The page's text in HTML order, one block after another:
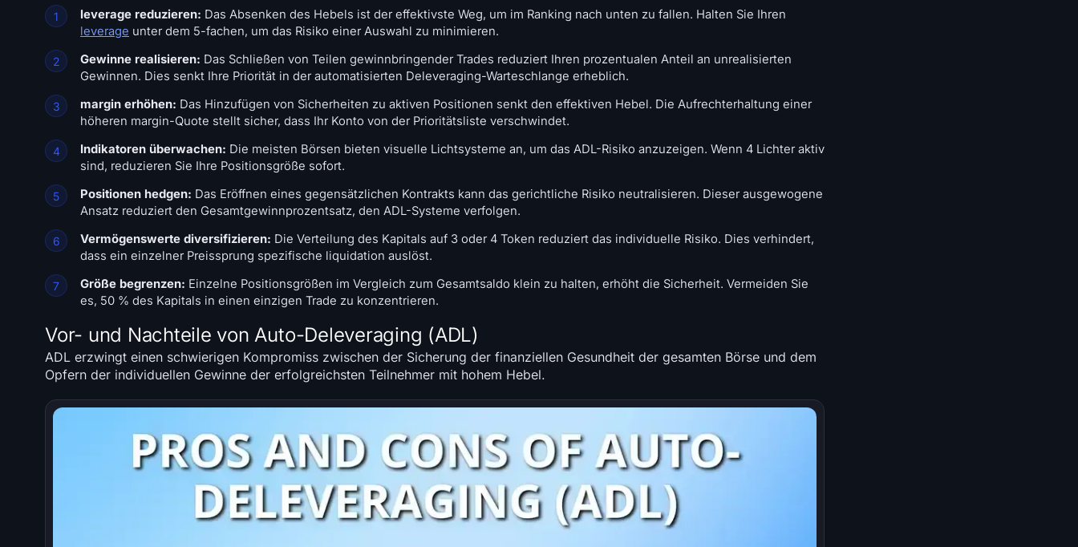
leverage reduzieren: Das Absenken des Hebels ist der effektivste Weg, um im Ranking nach unten zu fallen. Halten Sie Ihren
leverage unter dem 5-fachen, um das Risiko einer Auswahl zu minimieren.
Gewinne realisieren: Das Schließen von Teilen gewinnbringender Trades reduziert Ihren prozentualen Anteil an unrealisierten
Gewinnen. Dies senkt Ihre Priorität in der automatisierten Deleveraging-Warteschlange erheblich.
margin erhöhen: Das Hinzufügen von Sicherheiten zu aktiven Positionen senkt den effektiven Hebel. Die Aufrechterhaltung einer
höheren margin-Quote stellt sicher, dass Ihr Konto von der Prioritätsliste verschwindet.
Indikatoren überwachen: Die meisten Börsen bieten visuelle Lichtsysteme an, um das ADL-Risiko anzuzeigen. Wenn 4 Lichter aktiv
sind, reduzieren Sie Ihre Positionsgröße sofort.
Positionen hedgen: Das Eröffnen eines gegensätzlichen Kontrakts kann das gerichtliche Risiko neutralisieren. Dieser ausgewogene
Ansatz reduziert den Gesamtgewinnprozentsatz, den ADL-Systeme verfolgen.
Vermögenswerte diversifizieren: Die Verteilung des Kapitals auf 3 oder 4 Token reduziert das individuelle Risiko. Dies verhindert,
dass ein einzelner Preissprung spezifische liquidation auslöst.
Größe begrenzen: Einzelne Positionsgrößen im Vergleich zum Gesamtsaldo klein zu halten, erhöht die Sicherheit. Vermeiden Sie
es, 50 % des Kapitals in einen einzigen Trade zu konzentrieren.
Vor- und Nachteile von Auto-Deleveraging (ADL)
ADL erzwingt einen schwierigen Kompromiss zwischen der Sicherung der finanziellen Gesundheit der gesamten Börse und dem
Opfern der individuellen Gewinne der erfolgreichsten Teilnehmer mit hohem Hebel.